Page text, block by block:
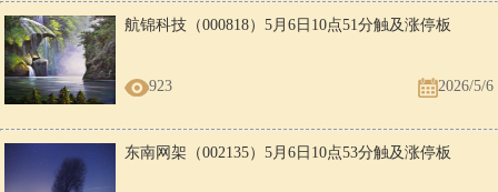
航锦科技（000818）5月6日10点51分触及涨停板
923 2026/5/6
东南网架（002135）5月6日10点53分触及涨停板